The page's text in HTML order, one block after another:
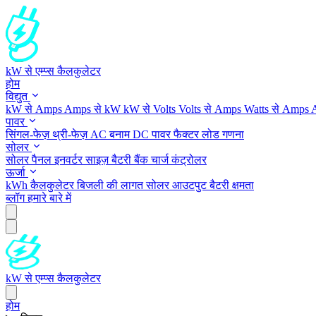
kW से एम्प्स कैलकुलेटर
होम
विद्युत
kW से Amps Amps से kW kW से Volts Volts से Amps Watts से Amps
पावर
सिंगल-फेज़थ्री-फेज़ AC बनाम DCपावर फैक्टरलोड गणना
सोलर
सोलर पैनलइनवर्टर साइज़बैटरी बैंकचार्ज कंट्रोलर
ऊर्जा
kWh कैलकुलेटरबिजली की लागतसोलर आउटपुटबैटरी क्षमता
ब्लॉगहमारे बारे में
kW से एम्प्स कैलकुलेटर
होम